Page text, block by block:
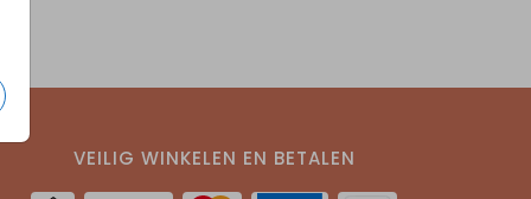
VEILIG WINKELEN EN BETALEN